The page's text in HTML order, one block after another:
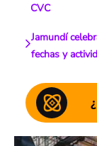
CVC
Jamundí
fechas y